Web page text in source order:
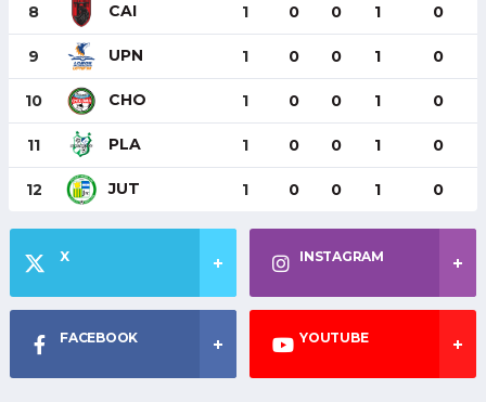
8 CAI 1 0 0 1 0
9 UPN 1 0 0 1 0
10 CHO 1 0 0 1 0
11 PLA 1 0 0 1 0
12 JUT 1 0 0 1 0
X INSTAGRAM
FACEBOOK YOUTUBE